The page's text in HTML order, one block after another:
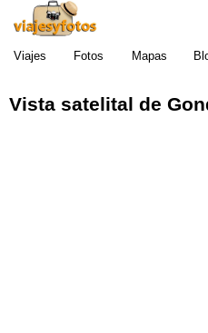
Viajes Fotos Mapas
Vista satelital de